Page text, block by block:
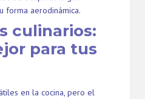
forma aerodinámica.
culinarios:
para tus
en la cocina, pero el